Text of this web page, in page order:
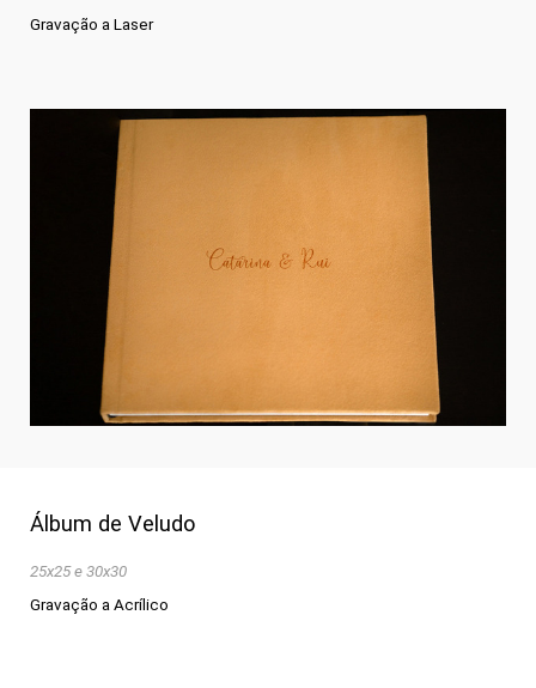
Gravação a Laser
Álbum de Veludo
25x25 e 30x30
Gravação a Acrílico